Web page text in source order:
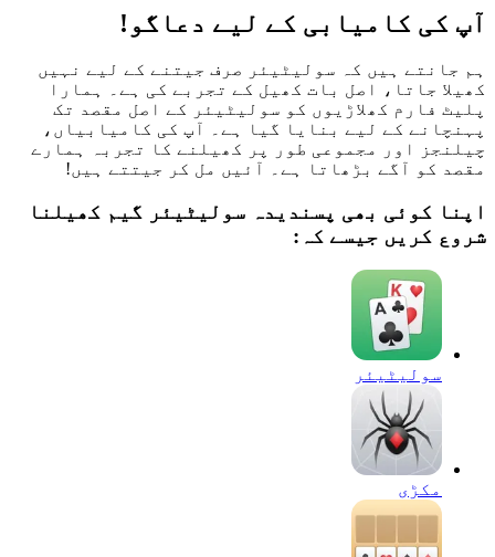
آپ کی کامیابی کے لیے دعاگو!
ہم جانتے ہیں کہ سولیٹیئر صرف جیتنے کے لیے نہیں
کھیلا جاتا، اصل بات کھیل کے تجربے کی ہے۔ ہمارا
پلیٹ فارم کھلاڑیوں کو سولیٹیئر کے اصل مقصد تک
پہنچانے کے لیے بنایا گیا ہے۔ آپ کی کامیابیاں،
چیلنجز اور مجموعی طور پر کھیلنے کا تجربہ ہمارے
مقصد کو آگے بڑھاتا ہے۔ آئیں مل کر جیتتے ہیں!
اپنا کوئی بھی پسندیدہ سولیٹیئر گیم کھیلنا
شروع کریں جیسے کہ:
سولیٹیئر
مکڑی